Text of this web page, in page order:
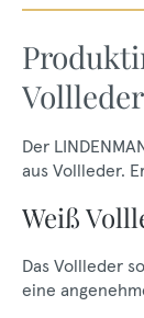
Der
aus Vollleder.
Weiß
Das Vollleder
eine